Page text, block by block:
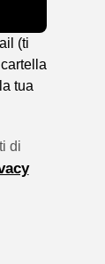
(ti
tua
di